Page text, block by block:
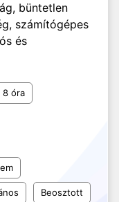
büntetlen
számítógépes
és
8 óra
Beosztott